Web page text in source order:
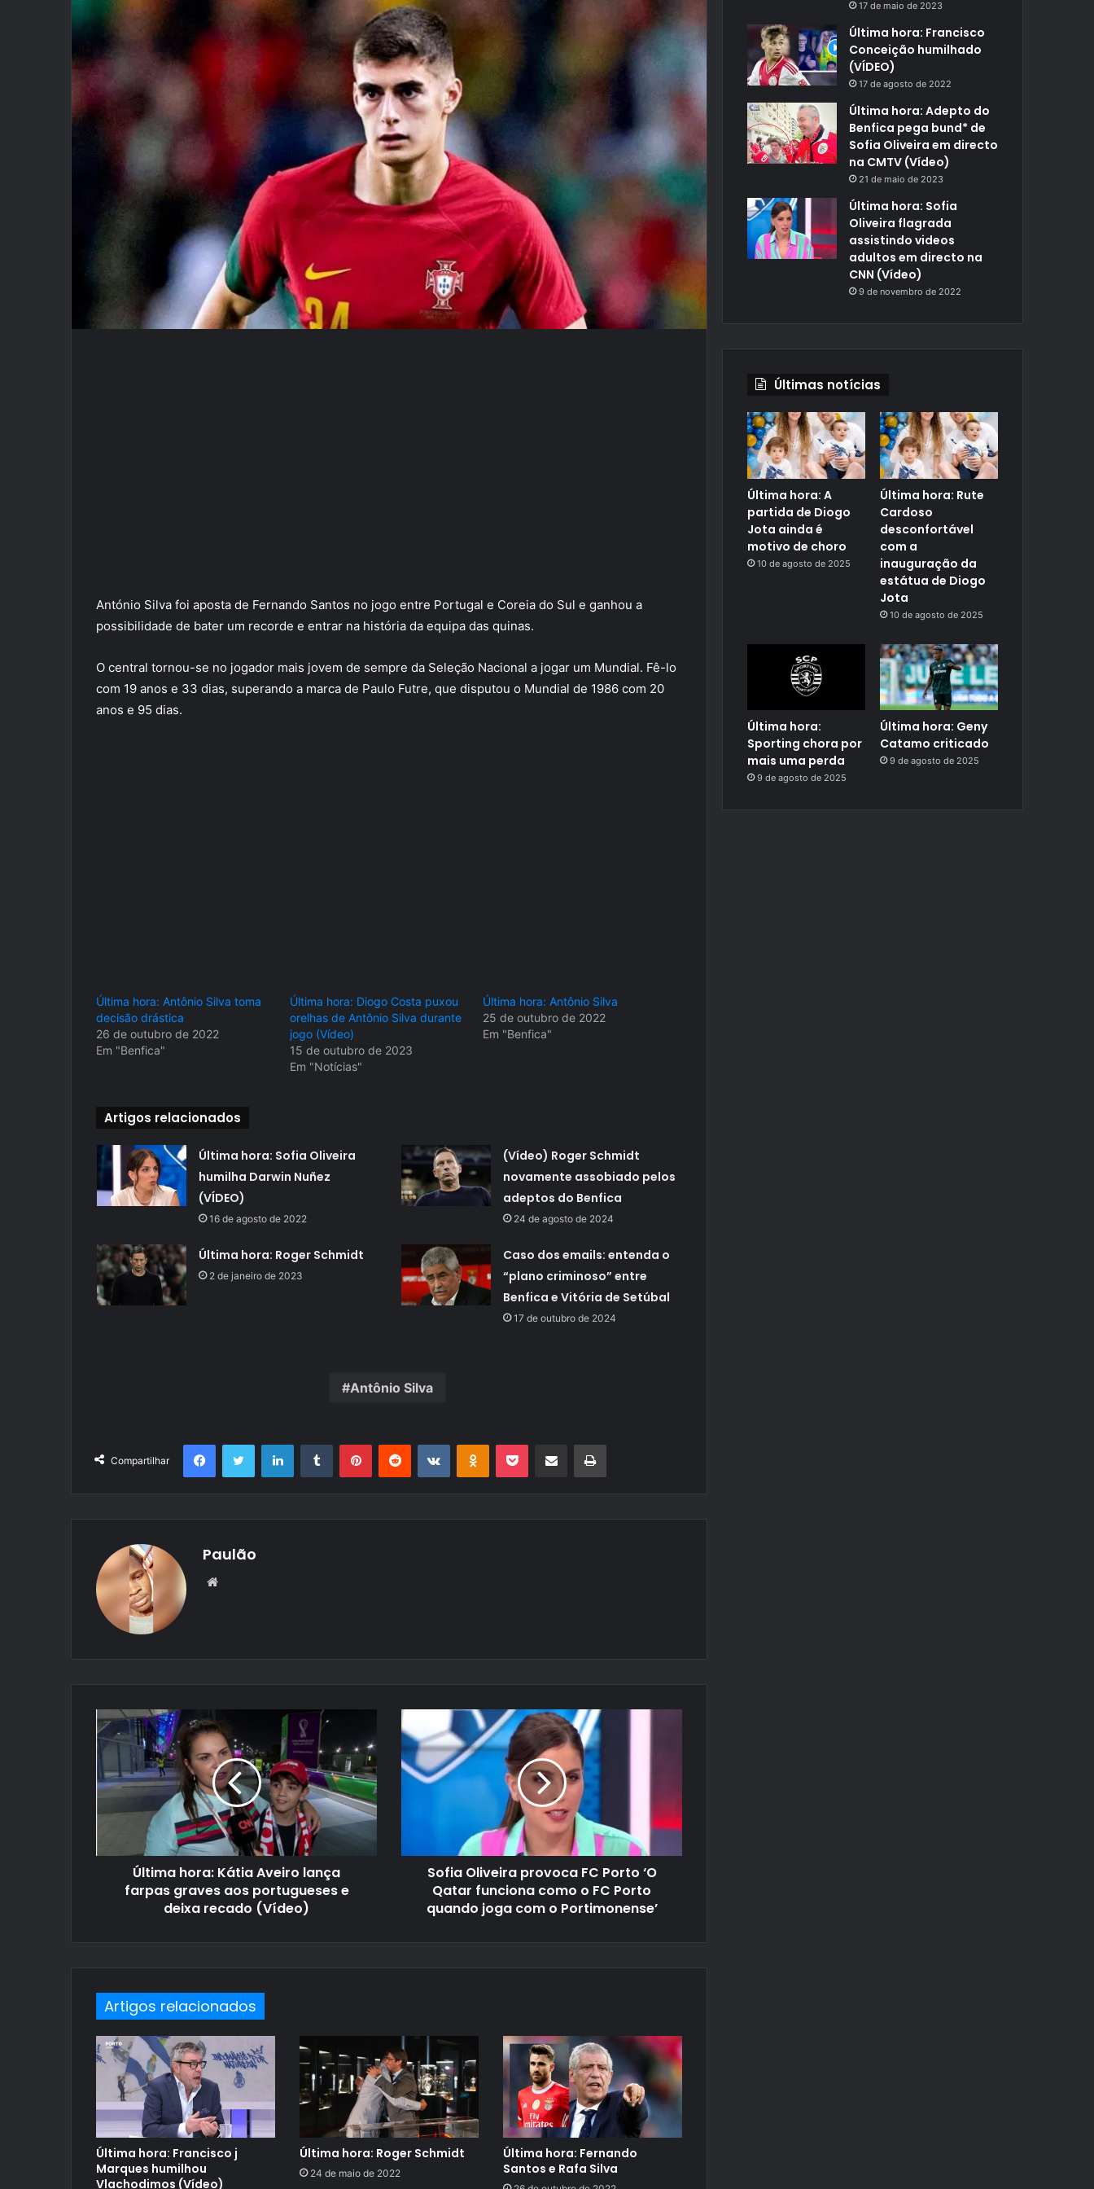
António Silva foi aposta de Fernando Santos no jogo entre Portugal e Coreia do Sul e ganhou a
possibilidade de bater um recorde e entrar na história da equipa das quinas.
O central tornou-se no jogador mais jovem de sempre da Seleção Nacional a jogar um Mundial. Fê-lo
com 19 anos e 33 dias, superando a marca de Paulo Futre, que disputou o Mundial de 1986 com 20
anos e 95 dias.
Última hora: Antônio Silva toma
decisão drástica
26 de outubro de 2022
Em "Benfica"
Última hora: Diogo Costa puxou
orelhas de Antônio Silva durante
jogo (Vídeo)
15 de outubro de 2023
Em "Notícias"
Última hora: Antônio Silva
25 de outubro de 2022
Em "Benfica"
Artigos relacionados
Última hora: Sofia Oliveira
humilha Darwin Nuñez
(VÍDEO)
16 de agosto de 2022
(Vídeo) Roger Schmidt
novamente assobiado pelos
adeptos do Benfica
24 de agosto de 2024
Última hora: Roger Schmidt
2 de janeiro de 2023
Caso dos emails: entenda o
“plano criminoso” entre
Benfica e Vitória de Setúbal
17 de outubro de 2024
Antônio Silva
Compartilhar
FacebookTwitter LinkedinTumblr PinterestReddit VK OK Pocket Compartilhar via e-mail Imprimir
Paulão
Website
Última hora: Kátia Aveiro lança
farpas graves aos portugueses e
deixa recado (Vídeo)
Sofia Oliveira provoca FC Porto ‘O
Qatar funciona como o FC Porto
quando joga com o Portimonense’
Artigos relacionados
Última hora: Francisco j
Marques humilhou
Vlachodimos (Vídeo)
Última hora: Roger Schmidt
24 de maio de 2022
Última hora: Fernando
Santos e Rafa Silva
17 de maio de 2023
Última hora: Francisco
Conceição humilhado
(VÍDEO)
17 de agosto de 2022
Última hora: Adepto do
Benfica pega bund* de
Sofia Oliveira em directo
na CMTV (Vídeo)
21 de maio de 2023
Última hora: Sofia
Oliveira flagrada
assistindo videos
adultos em directo na
CNN (Vídeo)
9 de novembro de 2022
Últimas notícias
Última hora: A
partida de Diogo
Jota ainda é
motivo de choro
10 de agosto de 2025
Última hora: Rute
Cardoso
desconfortável
com a
inauguração da
estátua de Diogo
Jota
10 de agosto de 2025
Última hora:
Sporting chora por
mais uma perda
9 de agosto de 2025
Última hora: Geny
Catamo criticado
9 de agosto de 2025